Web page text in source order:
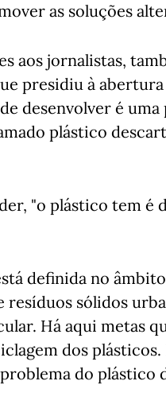
as soluções
aos jornalistas,
presidiu à
desenvolver é
plástico
"o plástico tem é
definida no
sólidos
Há aqui metas
dos plásticos.
do plástico